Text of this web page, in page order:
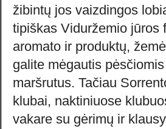
žibintų jos vaizdingos
tipiškas Viduržemio jūros
aromato ir produktų,
galite mėgautis
maršrutus. Tačiau
klubai, naktiniuose
vakare su gėrimų ir